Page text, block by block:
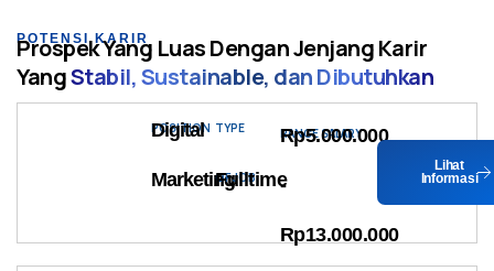
POTENSI KARIR
Prospek Yang Luas Dengan Jenjang Karir
YangStabil, Sustainable, dan Dibutuhkan
POSITION
Digital
Marketing
TYPE
OF JOB
Fulltime
RANGE SALARY
Rp5.000.000
-
Rp13.000.000
Lihat
Informasi